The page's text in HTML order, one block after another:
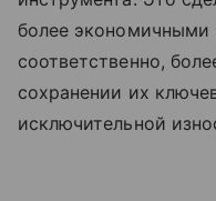
более экономичными
соответственно,
сохранении их
исключительной